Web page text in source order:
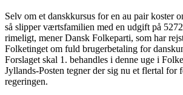
Selv om et danskkursus for en au pair koster
så slipper værtsfamilien med en udgift på
rimeligt, mener Dansk Folkeparti, som har
Folketinget om fuld brugerbetaling for
Forslaget skal 1. behandles i denne uge i
Jyllands-Posten tegner der sig nu et flertal for
regeringen.